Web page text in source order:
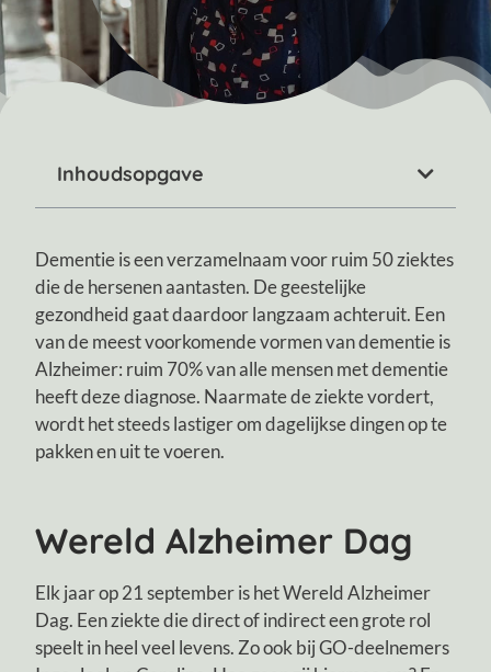
Inhoudsopgave
Dementie is een verzamelnaam voor ruim 50 ziektes
die de hersenen aantasten. De geestelijke
gezondheid gaat daardoor langzaam achteruit. Een
van de meest voorkomende vormen van dementie is
Alzheimer: ruim 70% van alle mensen met dementie
heeft deze diagnose. Naarmate de ziekte vordert,
wordt het steeds lastiger om dagelijkse dingen op te
pakken en uit te voeren.
Wereld Alzheimer Dag
Elk jaar op 21 september is het Wereld Alzheimer
Dag. Een ziekte die direct of indirect een grote rol
speelt in heel veel levens. Zo ook bij GO-deelnemers